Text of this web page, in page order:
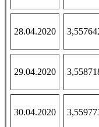
28.04.2020
29.04.2020
30.04.2020